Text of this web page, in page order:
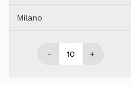
Milano
- +